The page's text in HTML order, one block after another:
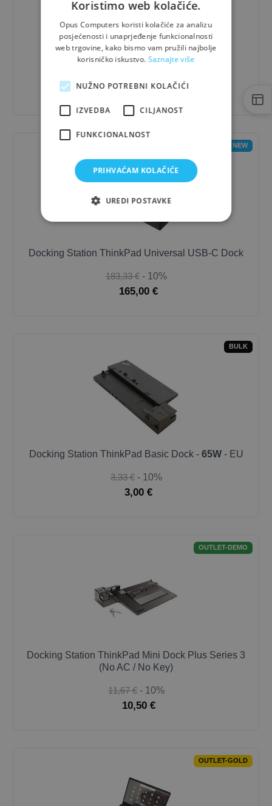
Docking Station ThinkPad Thunderbolt 4
Workstation Dock, 300W
306,00 €
NEW
Docking Station ThinkPad Universal USB-C Dock
183,33 € - 10%
165,00 €
BULK
Docking Station ThinkPad Basic Dock - 65W- EU
3,33 € - 10%
3,00 €
OUTLET-DEMO
Docking Station ThinkPad Mini Dock Plus Series 3
(No AC / No Key)
11,67 € - 10%
10,50 €
OUTLET-GOLD
Koristimo web kolačiće.
Opus Computers koristi kolačiće za analizu
posjećenosti i unaprjeđenje funkcionalnosti
web trgovine, kako bismo vam pružili najbolje
korisničko iskustvo. Saznajte više
NUŽNO POTREBNI KOLAČIĆI
IZVEDBA CILJANOST
FUNKCIONALNOST
PRIHVAĆAM KOLAČIĆE
UREDI POSTAVKE